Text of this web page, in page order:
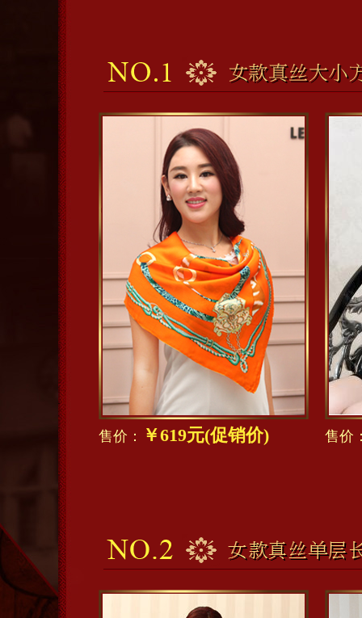
售价： ￥619元(促销价) 售价